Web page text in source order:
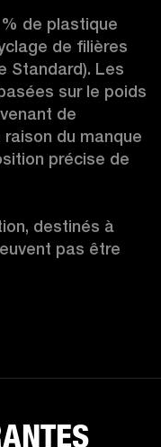
de plastique
de filières
Standard). Les
sur le poids
de
du manque
précise de
destinés à
pas être